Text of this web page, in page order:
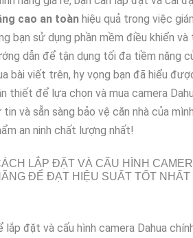
cao an toàn hiệu quả trong việc
bạn sử dụng phần mềm điều khiển
dẫn để tận dụng tối đa tiềm năng
bài viết trên, hy vọng bạn đã hiểu
thiết để lựa chọn và mua camera
và sẵn sàng bảo vệ căn nhà của
an ninh chất lượng nhất!
LẮP ĐẶT VÀ CẤU HÌNH
ĐỂ ĐẠT HIỆU SUẤT TỐT NHẤT
lắp đặt và cấu hình camera Dahua